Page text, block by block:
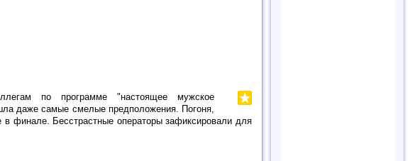
по программе "настоящее мужское
даже самые смелые предположения. Погоня,
в финале. Бесстрастные операторы зафиксировали для